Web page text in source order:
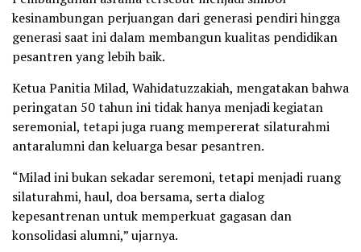
kesinambungan perjuangan dari generasi pendiri hingga
generasi saat ini dalam membangun kualitas pendidikan
pesantren yang lebih baik.
Ketua Panitia Milad, Wahidatuzzakiah, mengatakan bahwa
peringatan 50 tahun ini tidak hanya menjadi kegiatan
seremonial, tetapi juga ruang mempererat silaturahmi
antaralumni dan keluarga besar pesantren.
“Milad ini bukan sekadar seremoni, tetapi menjadi ruang
silaturahmi, haul, doa bersama, serta dialog
kepesantrenan untuk memperkuat gagasan dan
konsolidasi alumni,” ujarnya.